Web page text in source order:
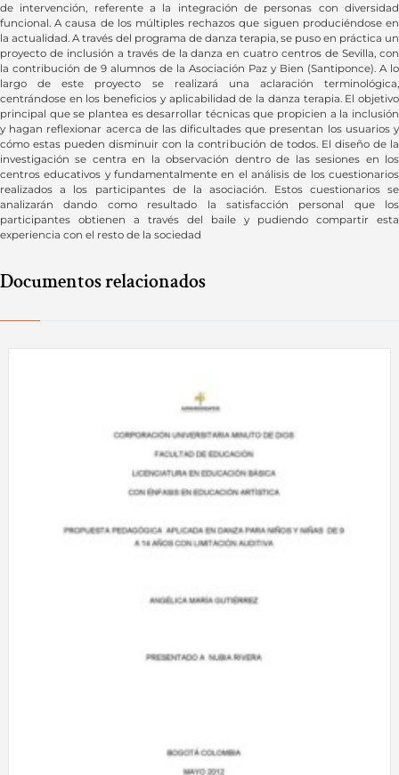
de intervención, referente a la integración de personas con diversidad
funcional. A causa de los múltiples rechazos que siguen produciéndose en
la actualidad. A través del programa de danza terapia, se puso en práctica un
proyecto de inclusión a través de la danza en cuatro centros de Sevilla, con
la contribución de 9 alumnos de la Asociación Paz y Bien (Santiponce). A lo
largo de este proyecto se realizará una aclaración terminológica,
centrándose en los beneficios y aplicabilidad de la danza terapia. El objetivo
principal que se plantea es desarrollar técnicas que propicien a la inclusión
y hagan reflexionar acerca de las dificultades que presentan los usuarios y
cómo estas pueden disminuir con la contribución de todos. El diseño de la
investigación se centra en la observación dentro de las sesiones en los
centros educativos y fundamentalmente en el análisis de los cuestionarios
realizados a los participantes de la asociación. Estos cuestionarios se
analizarán dando como resultado la satisfacción personal que los
participantes obtienen a través del baile y pudiendo compartir esta
experiencia con el resto de la sociedad
Documentos relacionados